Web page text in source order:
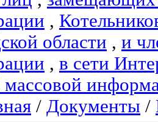
,
области , и
, в сети
массовой
/ Документы /